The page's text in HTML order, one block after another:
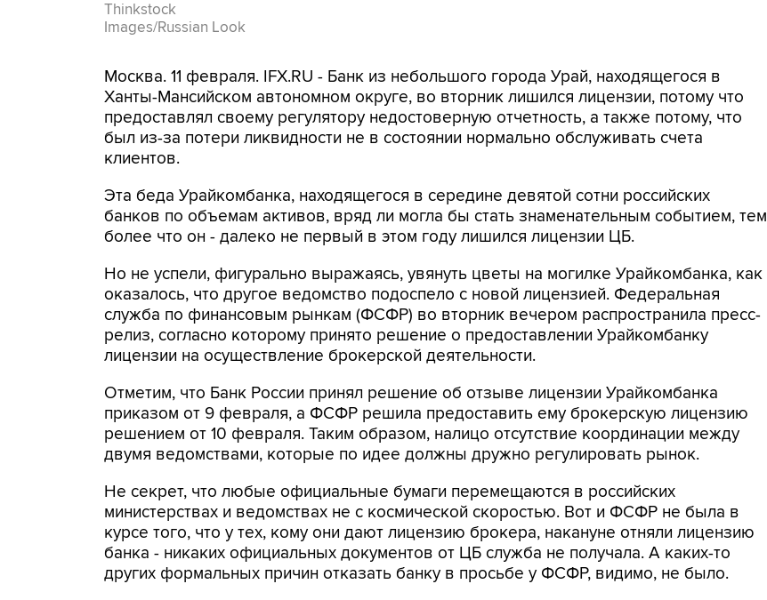
Thinkstock
Images/Russian Look
Москва. 11 февраля. IFX.RU - Банк из небольшого города Урай, находящегося в
Ханты-Мансийском автономном округе, во вторник лишился лицензии, потому что
предоставлял своему регулятору недостоверную отчетность, а также потому, что
был из-за потери ликвидности не в состоянии нормально обслуживать счета
клиентов.
Эта беда Урайкомбанка, находящегося в середине девятой сотни российских
банков по объемам активов, вряд ли могла бы стать знаменательным событием, тем
более что он - далеко не первый в этом году лишился лицензии ЦБ.
Но не успели, фигурально выражаясь, увянуть цветы на могилке Урайкомбанка, как
оказалось, что другое ведомство подоспело с новой лицензией. Федеральная
служба по финансовым рынкам (ФСФР) во вторник вечером распространила пресс-
релиз, согласно которому принято решение о предоставлении Урайкомбанку
лицензии на осуществление брокерской деятельности.
Отметим, что Банк России принял решение об отзыве лицензии Урайкомбанка
приказом от 9 февраля, а ФСФР решила предоставить ему брокерскую лицензию
решением от 10 февраля. Таким образом, налицо отсутствие координации между
двумя ведомствами, которые по идее должны дружно регулировать рынок.
Не секрет, что любые официальные бумаги перемещаются в российских
министерствах и ведомствах не с космической скоростью. Вот и ФСФР не была в
курсе того, что у тех, кому они дают лицензию брокера, накануне отняли лицензию
банка - никаких официальных документов от ЦБ служба не получала. А каких-то
других формальных причин отказать банку в просьбе у ФСФР, видимо, не было.